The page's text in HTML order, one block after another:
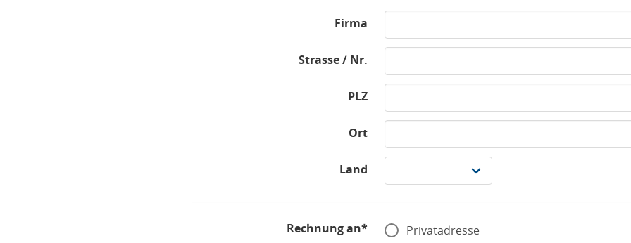
Firma
Strasse / Nr.
PLZ
Ort
Land
Rechnung an*
Privatadresse